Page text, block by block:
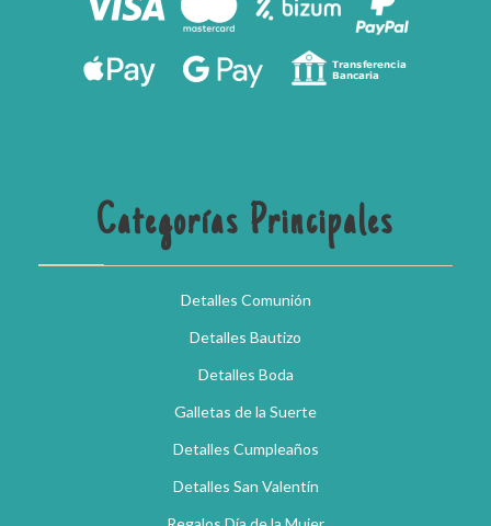
Categorías Principales
Detalles Comunión
Detalles Bautizo
Detalles Boda
Galletas de la Suerte
Detalles Cumpleaños
Detalles San Valentín